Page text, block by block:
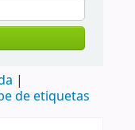
de etiquetas